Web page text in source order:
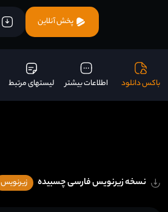
پخش آنلاین
باکس دانلود اطلاعات بیشتر لیستهای مرتبط
نسخه زیرنویس فارسی چسبیده زیرنویس